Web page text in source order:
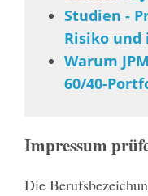
Studien -
Risiko und
Warum
60/40-
Impressum
Die